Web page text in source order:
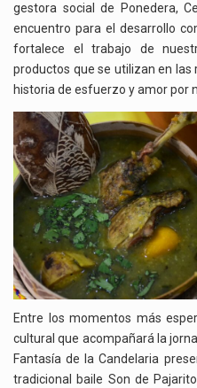
gestora social de Ponedera,
encuentro para el desarrollo
fortalece el trabajo de
productos que se utilizan en
historia de esfuerzo y amor por
Entre los momentos más
cultural que acompañará la
Fantasía de la Candelaria
tradicional baile Son de